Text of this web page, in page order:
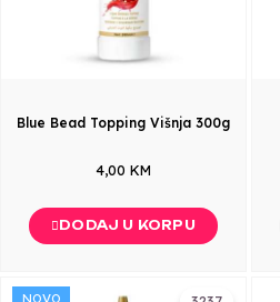
Blue Bead Topping Višnja 300g
4,00 KM
DODAJ U KORPU
NOVO